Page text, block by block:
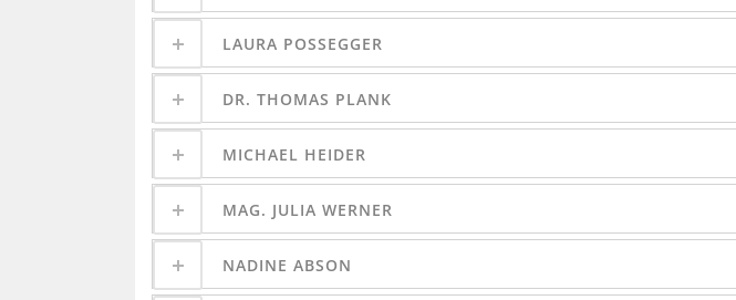
LAURA POSSEGGER
DR. THOMAS PLANK
MICHAEL HEIDER
MAG. JULIA WERNER
NADINE ABSON